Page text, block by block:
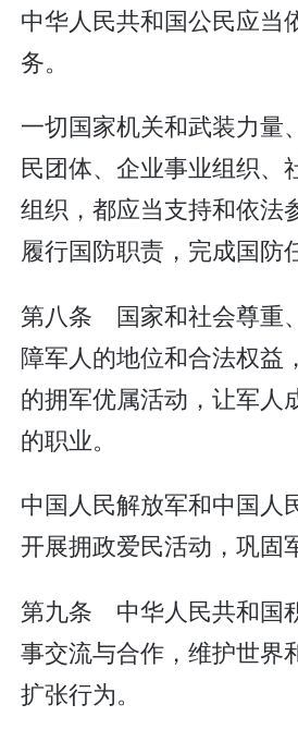
中华人民共和国公民应当
务。
一切国家机关和武装力量
民团体、企业事业组织、
组织，都应当支持和依法
履行国防职责，完成国防
第八条 国家和社会尊重
障军人的地位和合法权益
的拥军优属活动，让军人
的职业。
中国人民解放军和中国人
开展拥政爱民活动，巩固
第九条 中华人民共和国
事交流与合作，维护世界
扩张行为。